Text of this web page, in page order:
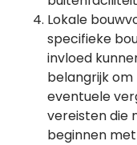
Lokale
specifieke
invloed
belangrijk
eventuele
vereisten die
beginnen